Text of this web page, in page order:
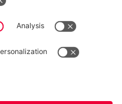
cookie
spedizione escluse
lì!